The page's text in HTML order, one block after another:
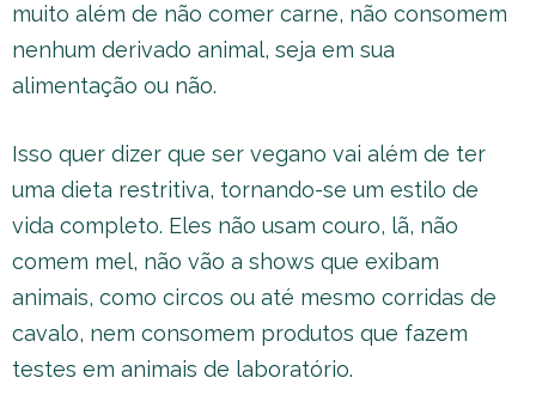
muito além de não comer carne, não consomem
nenhum derivado animal, seja em sua
alimentação ou não.
Isso quer dizer que ser vegano vai além de ter
uma dieta restritiva, tornando-se um estilo de
vida completo. Eles não usam couro, lã, não
comem mel, não vão a shows que exibam
animais, como circos ou até mesmo corridas de
cavalo, nem consomem produtos que fazem
testes em animais de laboratório.